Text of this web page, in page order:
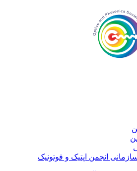
انجمن اپتیک و فوتونیک